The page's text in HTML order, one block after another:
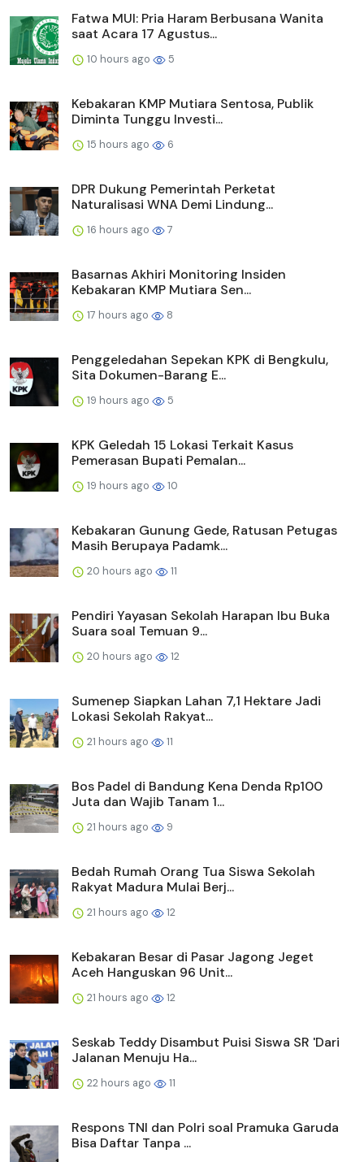
Fatwa MUI: Pria Haram Berbusana Wanita
saat Acara 17 Agustus...
10 hours ago 5
Kebakaran KMP Mutiara Sentosa, Publik
Diminta Tunggu Investi...
15 hours ago 6
DPR Dukung Pemerintah Perketat
Naturalisasi WNA Demi Lindung...
16 hours ago 7
Basarnas Akhiri Monitoring Insiden
Kebakaran KMP Mutiara Sen...
17 hours ago 8
Penggeledahan Sepekan KPK di Bengkulu,
Sita Dokumen-Barang E...
19 hours ago 5
KPK Geledah 15 Lokasi Terkait Kasus
Pemerasan Bupati Pemalan...
19 hours ago 10
Kebakaran Gunung Gede, Ratusan Petugas
Masih Berupaya Padamk...
20 hours ago 11
Pendiri Yayasan Sekolah Harapan Ibu Buka
Suara soal Temuan 9...
20 hours ago 12
Sumenep Siapkan Lahan 7,1 Hektare Jadi
Lokasi Sekolah Rakyat...
21 hours ago 11
Bos Padel di Bandung Kena Denda Rp100
Juta dan Wajib Tanam 1...
21 hours ago 9
Bedah Rumah Orang Tua Siswa Sekolah
Rakyat Madura Mulai Berj...
21 hours ago 12
Kebakaran Besar di Pasar Jagong Jeget
Aceh Hanguskan 96 Unit...
21 hours ago 12
Seskab Teddy Disambut Puisi Siswa SR 'Dari
Jalanan Menuju Ha...
22 hours ago 11
Respons TNI dan Polri soal Pramuka Garuda
Bisa Daftar Tanpa ...